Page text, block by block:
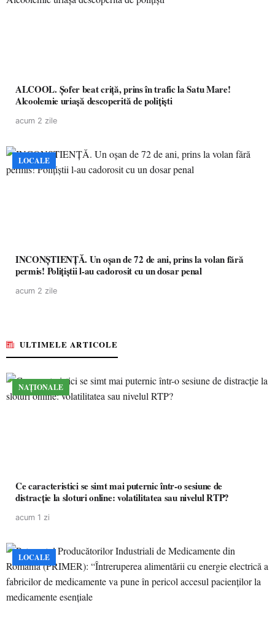
ALCOOL. Șofer beat criță, prins în trafic la Satu Mare!
Alcoolemie uriașă descoperită de polițiști
acum 2 zile
LOCALE
INCONȘTIENȚĂ. Un oșan de 72 de ani, prins la volan fără
permis! Polițiștii l-au cadorosit cu un dosar penal
acum 2 zile
ULTIMELE ARTICOLE
NAȚIONALE
Ce caracteristici se simt mai puternic într-o sesiune de
distracție la sloturi online: volatilitatea sau nivelul RTP?
acum 1 zi
LOCALE